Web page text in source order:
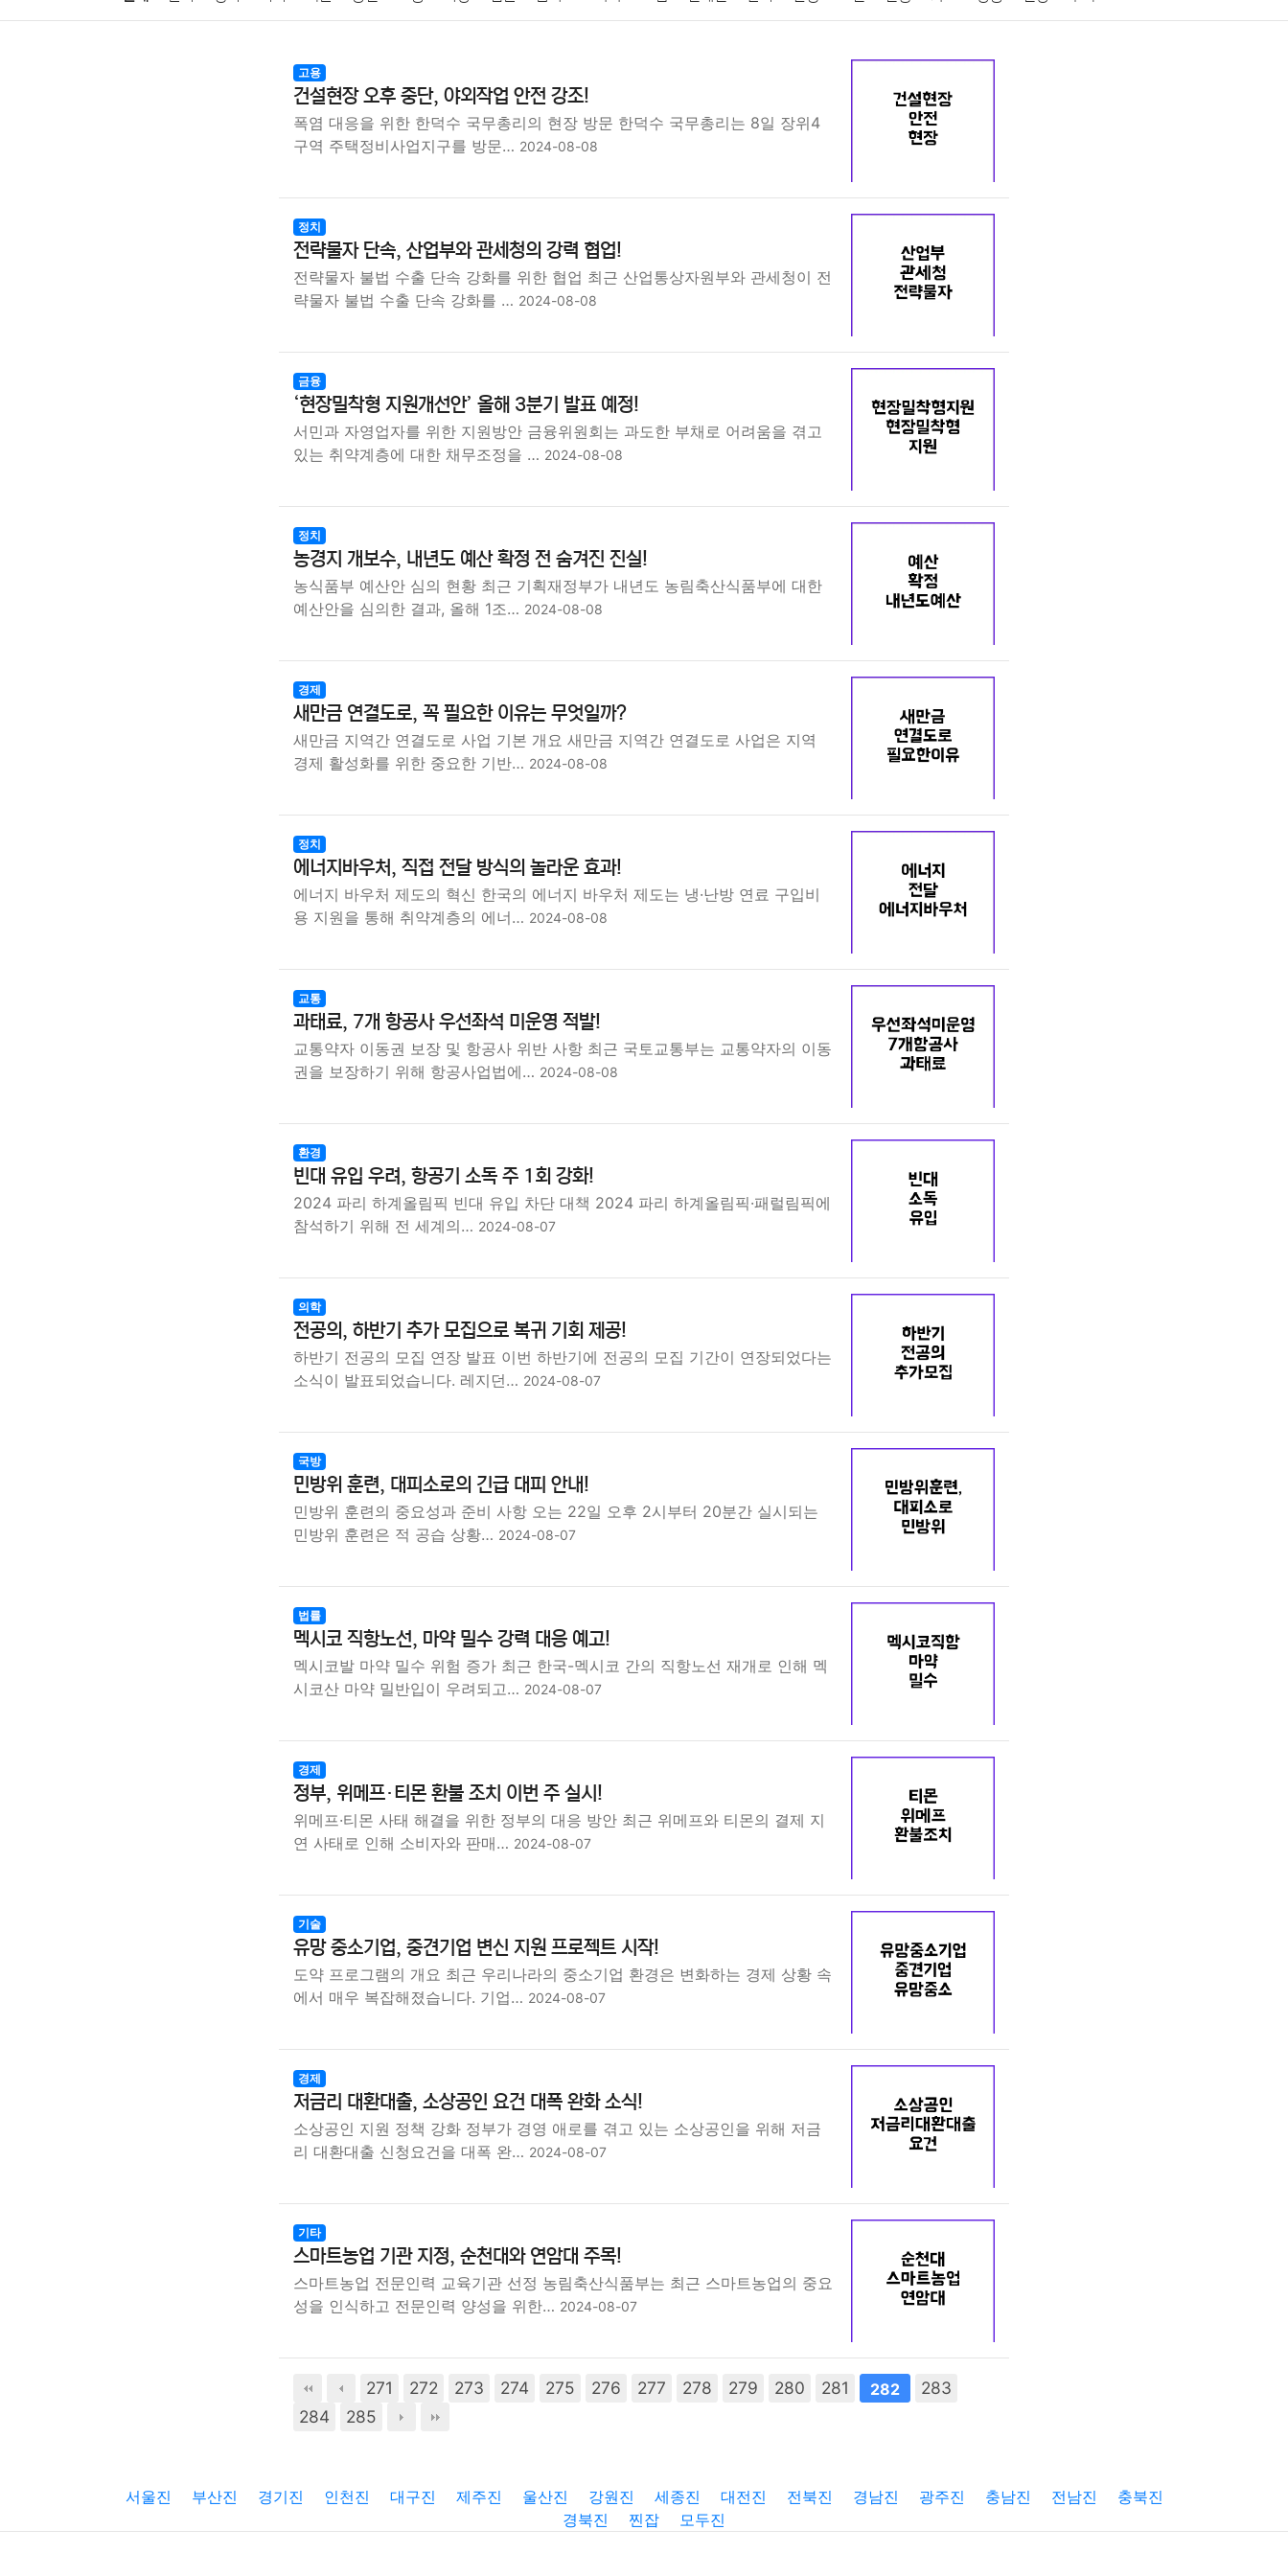
기술 종교 사회 정치 건강 의료 의학 교통 생활
고용
건설현장 오후 중단, 야외작업 안전 강조!
폭염 대응을 위한 한덕수 국무총리의 현장 방문 한덕수 국무총리는 8일 장위4
구역 주택정비사업지구를 방문… 2024-08-08
정치
전략물자 단속, 산업부와 관세청의 강력 협업!
전략물자 불법 수출 단속 강화를 위한 협업 최근 산업통상자원부와 관세청이 전
략물자 불법 수출 단속 강화를 … 2024-08-08
금융
‘현장밀착형 지원개선안’ 올해 3분기 발표 예정!
서민과 자영업자를 위한 지원방안 금융위원회는 과도한 부채로 어려움을 겪고
있는 취약계층에 대한 채무조정을 … 2024-08-08
정치
농경지 개보수, 내년도 예산 확정 전 숨겨진 진실!
농식품부 예산안 심의 현황 최근 기획재정부가 내년도 농림축산식품부에 대한
예산안을 심의한 결과, 올해 1조… 2024-08-08
경제
새만금 연결도로, 꼭 필요한 이유는 무엇일까?
새만금 지역간 연결도로 사업 기본 개요 새만금 지역간 연결도로 사업은 지역
경제 활성화를 위한 중요한 기반… 2024-08-08
정치
에너지바우처, 직접 전달 방식의 놀라운 효과!
에너지 바우처 제도의 혁신 한국의 에너지 바우처 제도는 냉·난방 연료 구입비
용 지원을 통해 취약계층의 에너… 2024-08-08
교통
과태료, 7개 항공사 우선좌석 미운영 적발!
교통약자 이동권 보장 및 항공사 위반 사항 최근 국토교통부는 교통약자의 이동
권을 보장하기 위해 항공사업법에… 2024-08-08
환경
빈대 유입 우려, 항공기 소독 주 1회 강화!
2024 파리 하계올림픽 빈대 유입 차단 대책 2024 파리 하계올림픽·패럴림픽에
참석하기 위해 전 세계의… 2024-08-07
의학
전공의, 하반기 추가 모집으로 복귀 기회 제공!
하반기 전공의 모집 연장 발표 이번 하반기에 전공의 모집 기간이 연장되었다는
소식이 발표되었습니다. 레지던… 2024-08-07
국방
민방위 훈련, 대피소로의 긴급 대피 안내!
민방위 훈련의 중요성과 준비 사항 오는 22일 오후 2시부터 20분간 실시되는
민방위 훈련은 적 공습 상황… 2024-08-07
법률
멕시코 직항노선, 마약 밀수 강력 대응 예고!
멕시코발 마약 밀수 위험 증가 최근 한국-멕시코 간의 직항노선 재개로 인해 멕
시코산 마약 밀반입이 우려되고… 2024-08-07
경제
정부, 위메프·티몬 환불 조치 이번 주 실시!
위메프·티몬 사태 해결을 위한 정부의 대응 방안 최근 위메프와 티몬의 결제 지
연 사태로 인해 소비자와 판매… 2024-08-07
기술
유망 중소기업, 중견기업 변신 지원 프로젝트 시작!
도약 프로그램의 개요 최근 우리나라의 중소기업 환경은 변화하는 경제 상황 속
에서 매우 복잡해졌습니다. 기업… 2024-08-07
경제
저금리 대환대출, 소상공인 요건 대폭 완화 소식!
소상공인 지원 정책 강화 정부가 경영 애로를 겪고 있는 소상공인을 위해 저금
리 대환대출 신청요건을 대폭 완… 2024-08-07
기타
스마트농업 기관 지정, 순천대와 연암대 주목!
스마트농업 전문인력 교육기관 선정 농림축산식품부는 최근 스마트농업의 중요
성을 인식하고 전문인력 양성을 위한… 2024-08-07
271 272 273 274 275 276 277 278 279 280 281 282
283
284
285
서울진 부산진 경기진 인천진 대구진 제주진 울산진 강원진 세종진 대전진 전북진 경남진 광주진 충남진 전남진
충북진
경북진
찐잡 모두진